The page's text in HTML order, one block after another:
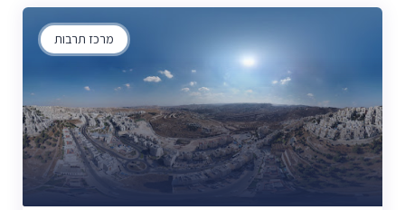
מרכז תרבות